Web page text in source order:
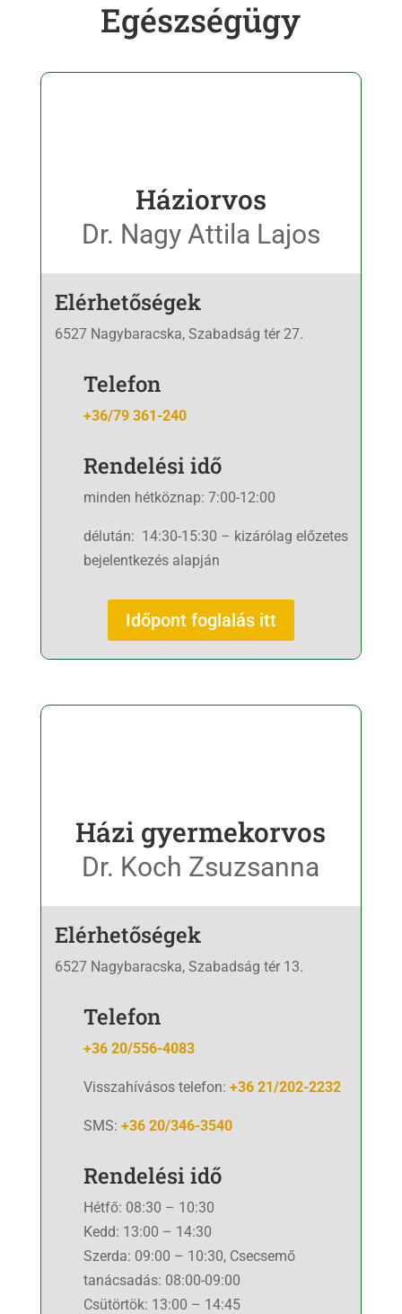
Egészségügy
Háziorvos
Dr. Nagy Attila Lajos
Elérhetőségek
6527 Nagybaracska, Szabadság tér 27.
Telefon
+36/79 361-240
Rendelési idő
minden hétköznap: 7:00-12:00
délután: 14:30-15:30 – kizárólag előzetes
bejelentkezés alapján
Időpont foglalás itt
Házi gyermekorvos
Dr. Koch Zsuzsanna
Elérhetőségek
6527 Nagybaracska, Szabadság tér 13.
Telefon
+36 20/556-4083
Visszahívásos telefon: +36 21/202-2232
SMS: +36 20/346-3540
Rendelési idő
Hétfő: 08:30 – 10:30
Kedd: 13:00 – 14:30
Szerda: 09:00 – 10:30, Csecsemő
tanácsadás: 08:00-09:00
Csütörtök: 13:00 – 14:45